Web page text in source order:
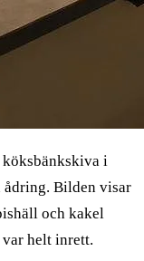
köksbänkskiva i
ådring. Bilden visar
och kakel
helt inrett.